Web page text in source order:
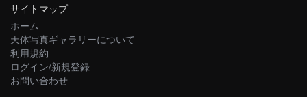
サイトマップ
ホーム
天体写真ギャラリーについて
利用規約
ログイン/新規登録
お問い合わせ